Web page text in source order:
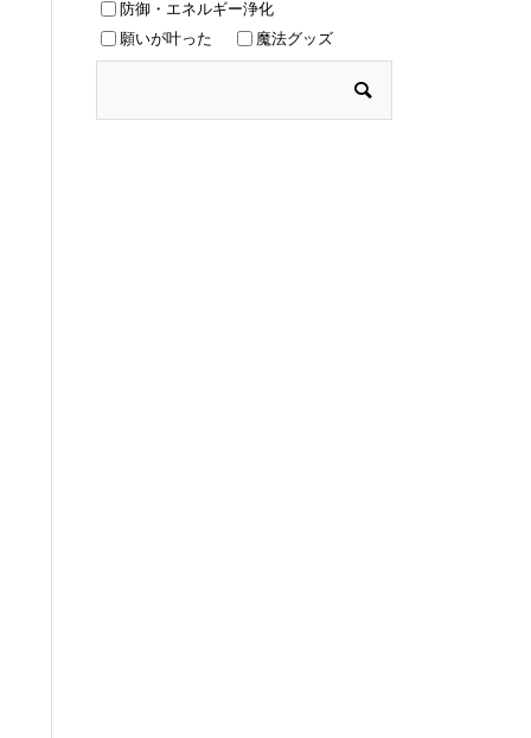
防御・エネルギー浄化
願いが叶った
魔法グッズ